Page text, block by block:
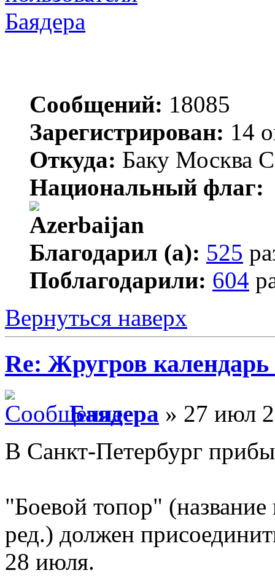
Баядера
Сообщений: 18085
Зарегистрирован: 14
Откуда: Баку Москва
Национальный флаг:
Благодарил (а): 525
Поблагодарили: 604
Вернуться наверх
Re: Жругров календарь
Баядера » 27 июл
В Санкт-Петербург
"Боевой топор"
ред.) должен
28 июля.